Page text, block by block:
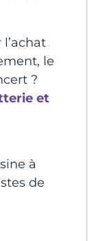
le
?
et
à
de